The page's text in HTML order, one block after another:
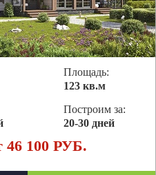
Площадь:
123 кв.м
Построим за:
20-30 дней
46 100 РУБ.